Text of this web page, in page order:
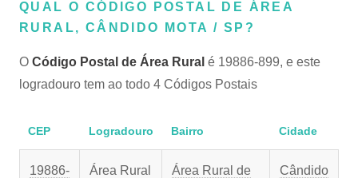
QUAL O CÓDIGO POSTAL DE ÁREA
RURAL, CÂNDIDO MOTA / SP?
O Código Postal de Área Rural é 19886-899, e este
logradouro tem ao todo 4 Códigos Postais
CEP Logradouro Bairro Cidade
19886-
Área Rural
Área Rural de
Cândido